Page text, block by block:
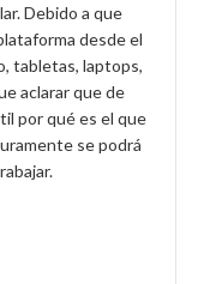
Debido a que
desde el
tabletas, laptops,
aclarar que de
por qué es el que
se podrá